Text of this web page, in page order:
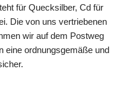
für Quecksilber, Cd für
Die von uns vertriebenen
wir auf dem Postweg
eine ordnungsgemäße und